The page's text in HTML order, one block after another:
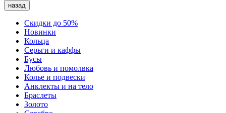
назад
Скидки до 50%
Новинки
Кольца
Серьги и каффы
Бусы
Любовь и помолвка
Колье и подвески
Анклекты и на тело
Браслеты
Золото